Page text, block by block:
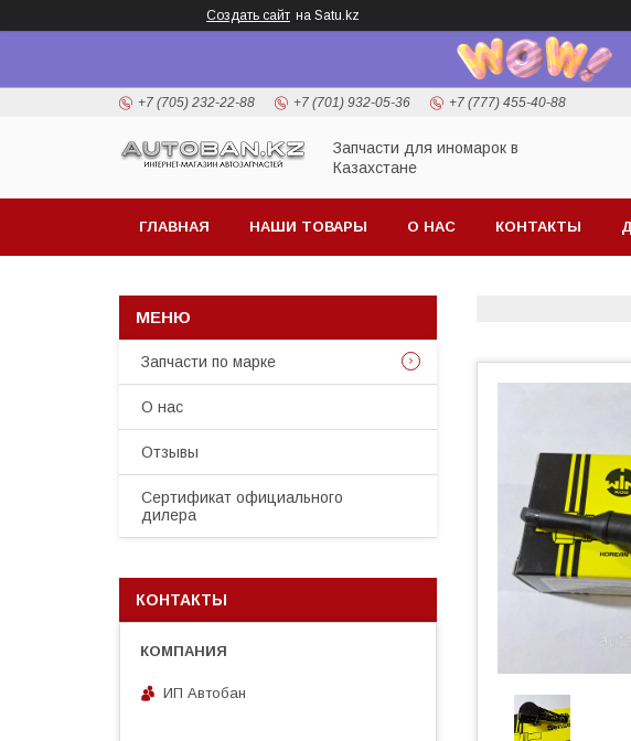
Создать сайт на Satu.kz
+7 (705) 232-22-88 +7 (701) 932-05-36 +7 (777) 455-40-88
Запчасти для иномарок в
Казахстане
ГЛАВНАЯ НАШИ ТОВАРЫ О НАС КОНТАКТЫ
Запчасти по марке
О нас
Отзывы
Сертификат официального
дилера
КОНТАКТЫ
ИП Автобан